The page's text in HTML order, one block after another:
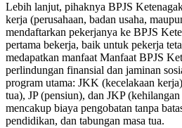
Lebih lanjut, pihaknya BPJS
kerja (perusahaan, badan usaha,
mendaftarkan pekerjanya ke BPJS
pertama bekerja, baik untuk pekerja
medapatkan manfaat Manfaat BPJS
perlindungan finansial dan jaminan
program utama: JKK (kecelakaan
tua), JP (pensiun), dan JKP
mencakup biaya pengobatan tanpa
pendidikan, dan tabungan masa tua.